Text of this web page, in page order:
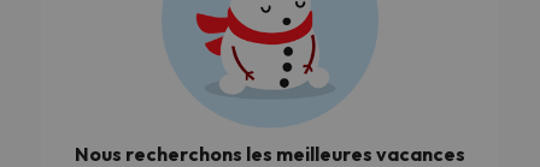
Nous recherchons les meilleures vacances